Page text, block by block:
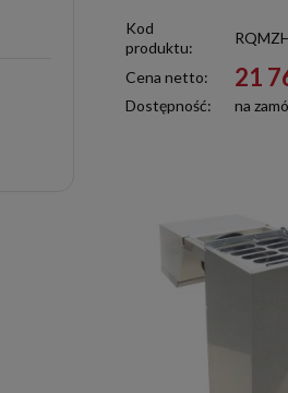
Kod
produktu:
Cena netto: 21
Dostępność: na